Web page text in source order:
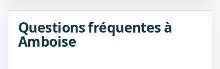
Questions fréquentes à
Amboise